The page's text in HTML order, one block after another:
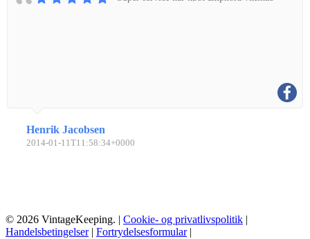
Henrik Jacobsen
2014-01-11T11:58:34+0000
© 2026 VintageKeeping. | Cookie- og privatlivspolitik |
Handelsbetingelser| Fortrydelsesformular|